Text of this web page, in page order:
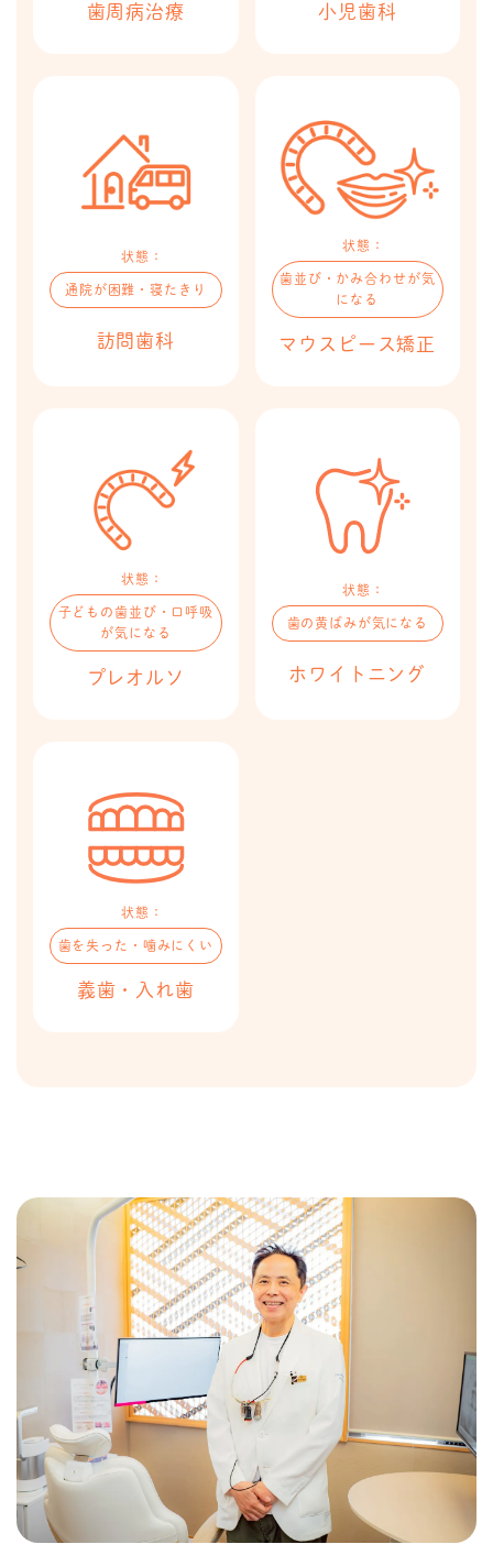
歯周病治療​​ 小児歯科​​
状態：
通院が困難・寝たきり
訪問歯科​​
状態：
歯並び・かみ合わせが気
になる
マウスピース矯正​​
状態：
子どもの歯並び・口呼吸
が気になる
プレオルソ​​
状態：
歯の黄ばみが気になる
ホワイトニング​​​​
状態：
歯を失った・噛みにくい
義歯・入れ歯​​​​​